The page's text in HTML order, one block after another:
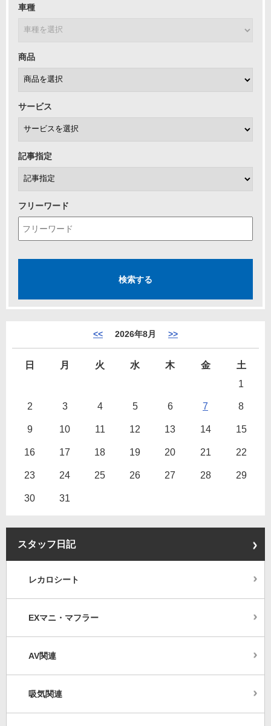
車種
商品
サービス
記事指定
フリーワード
<< 2026年8月 >>
日 月 火 水 木 金
土
1
2 3 4 5 6 7 8
9 10 11 12 13 14 15
16 17 18 19 20 21 22
23 24 25 26 27 28 29
30 31
スタッフ日記
レカロシート
EXマニ・マフラー
AV関連
吸気関連